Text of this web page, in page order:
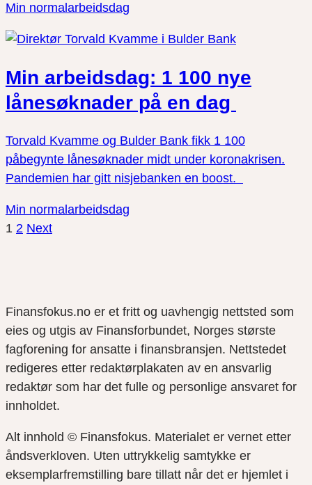
Min normalarbeidsdag
Min arbeidsdag: 1 100 nye
lånesøknader på en dag
Torvald Kvamme og Bulder Bank fikk 1 100
påbegynte lånesøknader midt under koronakrisen.
Pandemien har gitt nisjebanken en boost.
Min normalarbeidsdag
1 2 Next
Finansfokus.no er et fritt og uavhengig nettsted som
eies og utgis av Finansforbundet, Norges største
fagforening for ansatte i finansbransjen. Nettstedet
redigeres etter redaktørplakaten av en ansvarlig
redaktør som har det fulle og personlige ansvaret for
innholdet.
Alt innhold © Finansfokus. Materialet er vernet etter
åndsverkloven. Uten uttrykkelig samtykke er
eksemplarfremstilling bare tillatt når det er hjemlet i